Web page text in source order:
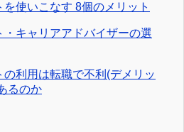
使いこなす 8個のメリット
・キャリアアドバイザーの選
利用は転職で不利(デメリッ
るのか